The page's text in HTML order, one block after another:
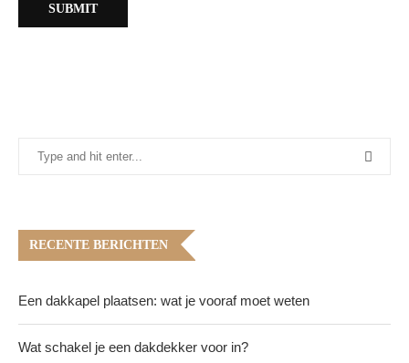
RECENTE BERICHTEN
Een dakkapel plaatsen: wat je vooraf moet weten
Wat schakel je een dakdekker voor in?